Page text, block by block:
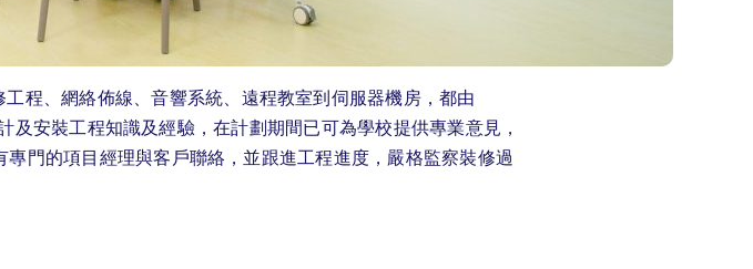
程、網絡佈線、音響系統、遠程教室到伺服器機房，都由
安裝工程知識及經驗，在計劃期間已可為學校提供專業意見，
門的項目經理與客戶聯絡，並跟進工程進度，嚴格監察裝修過